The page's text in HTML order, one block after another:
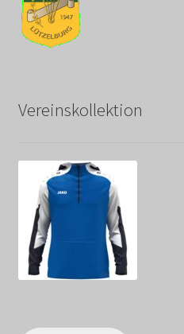
Vereinskollektion